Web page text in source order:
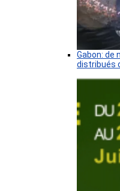
Gabon: de
distribués